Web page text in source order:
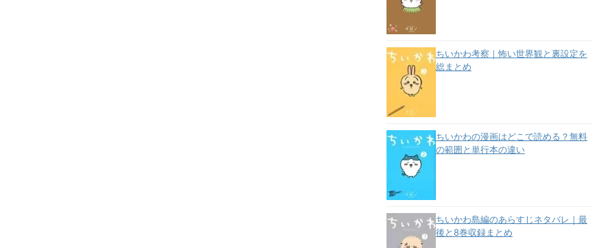
ちいかわ考察｜怖い世界観と裏設定を
総まとめ
ちいかわの漫画はどこで読める？無料
の範囲と単行本の違い
ちいかわ島編のあらすじネタバレ｜最
後と8巻収録まとめ